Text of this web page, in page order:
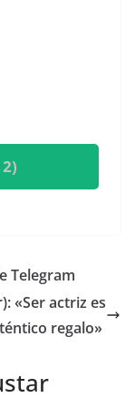
Telegram
«Ser actriz es
regalo»